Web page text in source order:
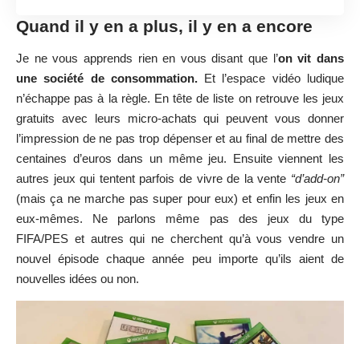
Quand il y en a plus, il y en a encore
Je ne vous apprends rien en vous disant que l’on vit dans
une société de consommation.Et l’espace vidéo ludique
n’échappe pas à la règle. En tête de liste on retrouve les jeux
gratuits avec leurs micro-achats qui peuvent vous donner
l’impression de ne pas trop dépenser et au final de mettre des
centaines d’euros dans un même jeu. Ensuite viennent les
autres jeux qui tentent parfois de vivre de la vente “d’add-on”
(mais ça ne marche pas super pour eux) et enfin les jeux en
eux-mêmes. Ne parlons même pas des jeux du type
FIFA/PES et autres qui ne cherchent qu’à vous vendre un
nouvel épisode chaque année peu importe qu’ils aient de
nouvelles idées ou non.